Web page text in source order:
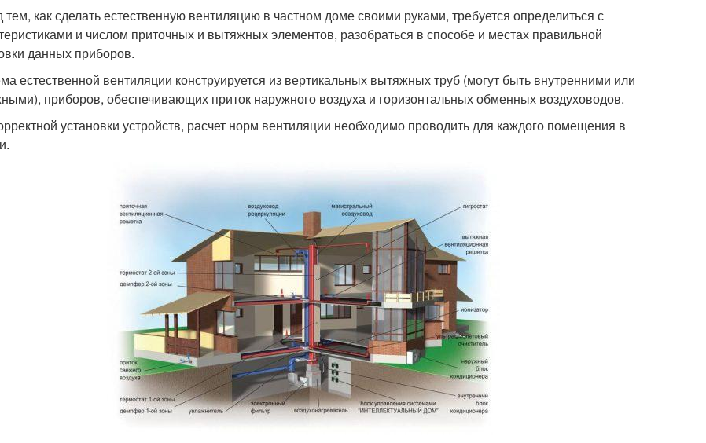
как сделать естественную вентиляцию в частном доме своими руками, требуется определиться с
и числом приточных и вытяжных элементов, разобраться в способе и местах правильной
данных приборов.
естественной вентиляции конструируется из вертикальных вытяжных труб (могут быть внутренними или
приборов, обеспечивающих приток наружного воздуха и горизонтальных обменных воздуховодов.
установки устройств, расчет норм вентиляции необходимо проводить для каждого помещения в